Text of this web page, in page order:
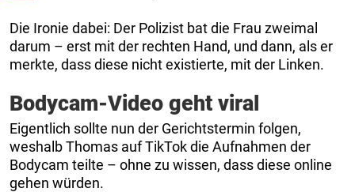
Die Ironie dabei: Der Polizist bat die Frau zweimal
darum – erst mit der rechten Hand, und dann, als er
merkte, dass diese nicht existierte, mit der Linken.
Bodycam-Video geht viral
Eigentlich sollte nun der Gerichtstermin folgen,
weshalb Thomas auf TikTok die Aufnahmen der
Bodycam teilte – ohne zu wissen, dass diese online
gehen würden.